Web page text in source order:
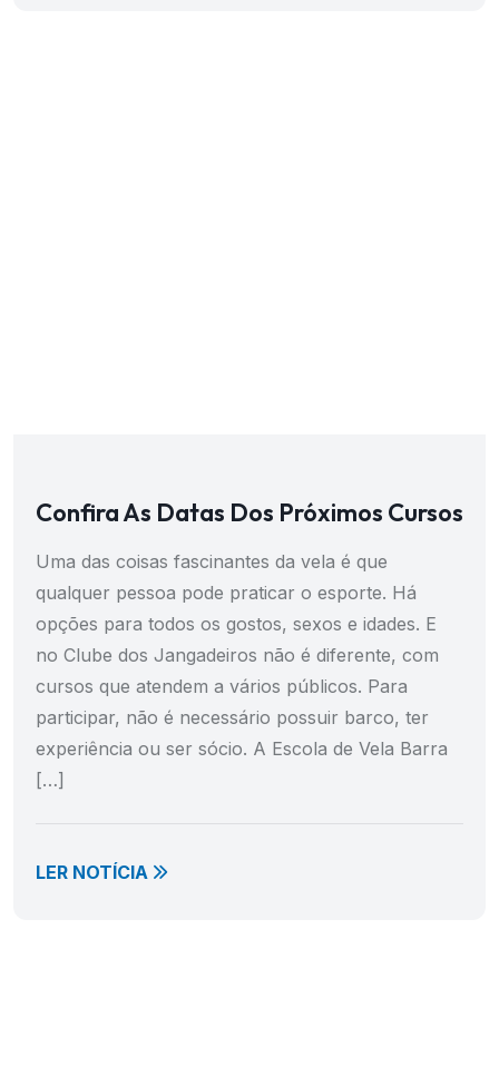
Confira As Datas Dos Próximos Cursos
Uma das coisas fascinantes da vela é que
qualquer pessoa pode praticar o esporte. Há
opções para todos os gostos, sexos e idades. E
no Clube dos Jangadeiros não é diferente, com
cursos que atendem a vários públicos. Para
participar, não é necessário possuir barco, ter
experiência ou ser sócio. A Escola de Vela Barra
[…]
LER NOTÍCIA